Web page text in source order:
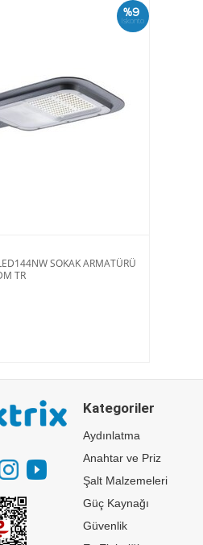
%9
İskonto
SOKAK ARMATÜRÜ
TR
Kategoriler
Aydınlatma
Anahtar ve Priz
Şalt Malzemeleri
Güç Kaynağı
Güvenlik